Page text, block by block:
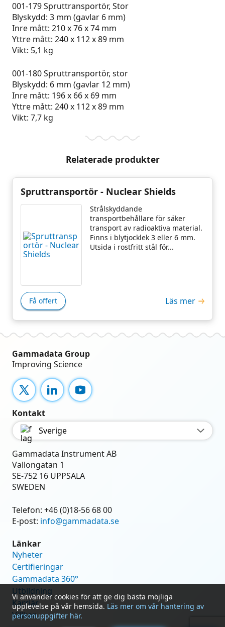
001-179 Spruttransportör, Stor
Blyskydd: 3 mm (gavlar 6 mm)
Inre mått: 210 x 76 x 74 mm
Yttre mått: 240 x 112 x 89 mm
Vikt: 5,1 kg
001-180 Spruttransportör, stor
Blyskydd: 6 mm (gavlar 12 mm)
Inre mått: 196 x 66 x 69 mm
Yttre mått: 240 x 112 x 89 mm
Vikt: 7,7 kg
Relaterade produkter
Spruttransportör - Nuclear Shields
Strålskyddande
transportbehållare för säker
transport av radioaktiva material.
Finns i blytjocklek 3 eller 6 mm.
Utsida i rostfritt stål för...
Få offert Läs mer
Vi använder cookies för att ge dig bästa möjliga
upplevelse på vår hemsida. Läs mer om vår hantering av
personuppgifter här.
Gammadata Group
Improving Science
X LinkedInYouTube
Kontakt
Sverige
Gammadata Instrument AB
Vallongatan 1
SE-752 16 UPPSALA
SWEDEN
Telefon: +46 (0)18-56 68 00
E-post: info@gammadata.se
Länkar
Nyheter
Certifieringar
Gammadata 360°
Utbildning
Karriär
Villkor